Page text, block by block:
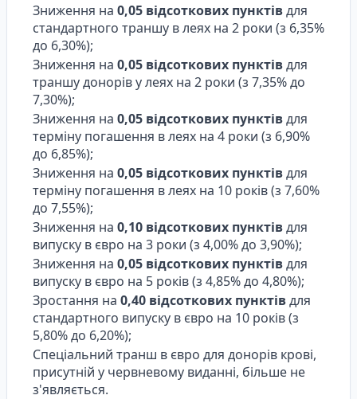
Зниження на 0,05 відсоткових пунктівдля
стандартного траншу в леях на 2 роки (з 6,35%
до 6,30%);
Зниження на 0,05 відсоткових пунктівдля
траншу донорів у леях на 2 роки (з 7,35% до
7,30%);
Зниження на 0,05 відсоткових пунктівдля
терміну погашення в леях на 4 роки (з 6,90%
до 6,85%);
Зниження на 0,05 відсоткових пунктівдля
терміну погашення в леях на 10 років (з 7,60%
до 7,55%);
Зниження на 0,10 відсоткових пунктівдля
випуску в євро на 3 роки (з 4,00% до 3,90%);
Зниження на 0,05 відсоткових пунктівдля
випуску в євро на 5 років (з 4,85% до 4,80%);
Зростання на 0,40 відсоткових пунктівдля
стандартного випуску в євро на 10 років (з
5,80% до 6,20%);
Спеціальний транш в євро для донорів крові,
присутній у червневому виданні, більше не
з'являється.